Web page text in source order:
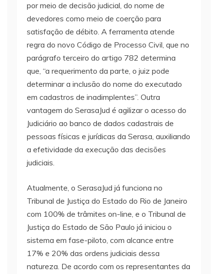
por meio de decisão judicial, do nome de
devedores como meio de coerção para
satisfação de débito. A ferramenta atende
regra do novo Código de Processo Civil, que no
parágrafo terceiro do artigo 782 determina
que, “a requerimento da parte, o juiz pode
determinar a inclusão do nome do executado
em cadastros de inadimplentes”. Outra
vantagem do SerasaJud é agilizar o acesso do
Judiciário ao banco de dados cadastrais de
pessoas físicas e jurídicas da Serasa, auxiliando
a efetividade da execução das decisões
judiciais.
Atualmente, o SerasaJud já funciona no
Tribunal de Justiça do Estado do Rio de Janeiro
com 100% de trâmites on-line, e o Tribunal de
Justiça do Estado de São Paulo já iniciou o
sistema em fase-piloto, com alcance entre
17% e 20% das ordens judiciais dessa
natureza. De acordo com os representantes da